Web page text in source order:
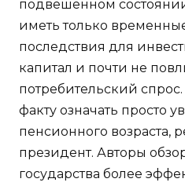
подвешенном
иметь только
последствия для
капитал и почти не
потребительский
факту означать просто
пенсионного возраста,
президент. Авторы
государства более